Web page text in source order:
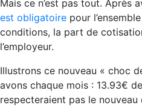
Mais ce n’est pas tout. Après
est obligatoire pour
conditions, la part de
l’employeur.
Illustrons ce nouveau « choc
avons chaque mois : 13.93€
respecteraient pas le